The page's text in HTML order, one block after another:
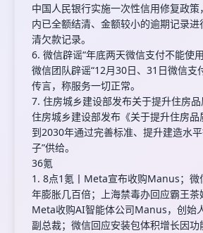
中国人民银行实施一次性信用修复政
内已全额结清、金额较小的逾期记录
清欠款记录。
6. 微信辟谣“年底两天微信支付不能使
微信团队辟谣“12月30日、31日微信支
传言，称服务一切正常。
7. 住房城乡建设部发布关于提升住房
住房城乡建设部发布《关于提升住房品
到2030年通过完善标准、提升建造水
子”供给。
36氪
1. 8点1氪丨Meta宣布收购Manus；微
年膨胀几百倍；上海禁毒办回应霸王茶
Meta收购AI智能体公司Manus，创始
副总裁；微信回应安装包体积增长因